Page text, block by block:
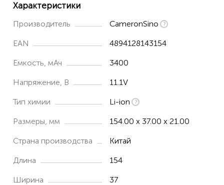
Характеристики
Производитель CameronSino
EAN 4894128143154
Емкость, мАч 3400
Напряжение, В 11.1V
Тип химии Li-ion
Размеры, мм 154.00 x 37.00 x 21.00
Страна производства Китай
Длина 154
Ширина 37